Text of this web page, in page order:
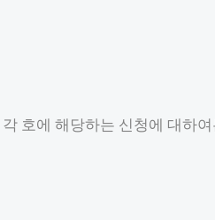
호에 해당하는 신청에 대하